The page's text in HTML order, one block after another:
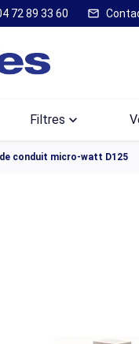
72 89 33 60 mail
Filtres keyboard_arrow_down
conduit micro-watt D125